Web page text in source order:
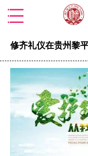
修齐礼仪在贵州黎